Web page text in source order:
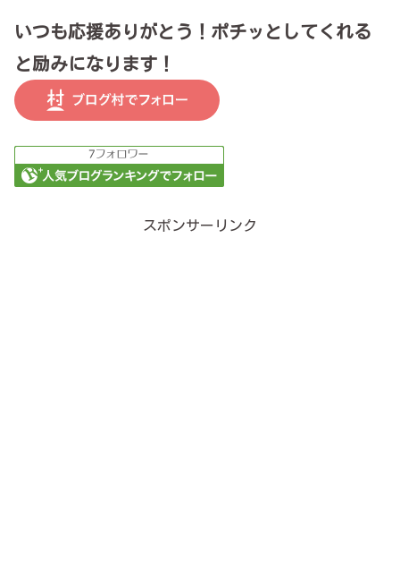
いつも応援ありがとう！ポチッとしてくれる
と励みになります！
スポンサーリンク